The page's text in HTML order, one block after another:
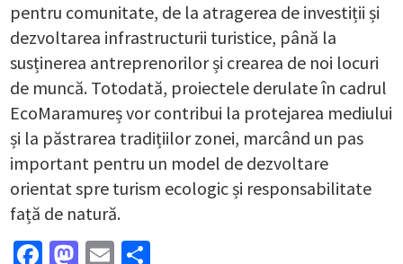
pentru comunitate, de la atragerea de investiții și
dezvoltarea infrastructurii turistice, până la
susținerea antreprenorilor și crearea de noi locuri
de muncă. Totodată, proiectele derulate în cadrul
EcoMaramureș vor contribui la protejarea mediului
și la păstrarea tradițiilor zonei, marcând un pas
important pentru un model de dezvoltare
orientat spre turism ecologic și responsabilitate
față de natură.
Facebook
Mastodon
Email